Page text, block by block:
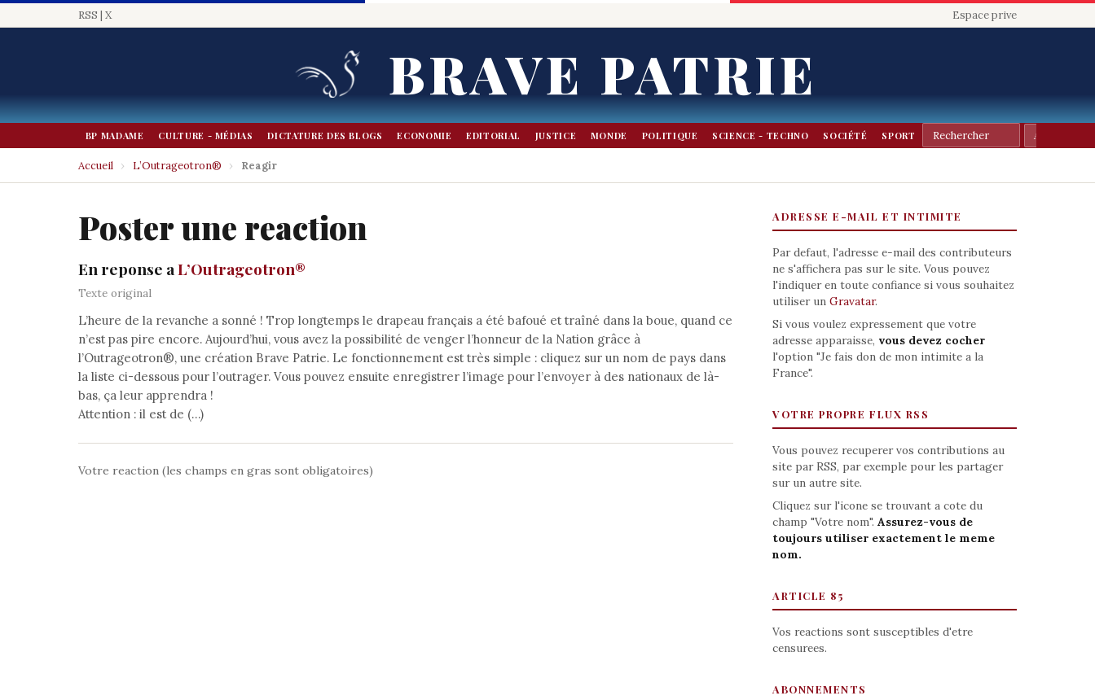
RSS | X Espace prive
BRAVE PATRIE
BP MADAME CULTURE - MÉDIAS DICTATURE DES BLOGS ECONOMIE EDITORIAL JUSTICE MONDE POLITIQUE SCIENCE - TECHNO SOCIÉTÉ SPORT
Accueil › L’Outrageotron® › Reagir
Poster une reaction
En reponse aL’Outrageotron®
Texte original
L’heure de la revanche a sonné ! Trop longtemps le drapeau français a été bafoué et traîné dans la boue, quand ce
n’est pas pire encore. Aujourd’hui, vous avez la possibilité de venger l’honneur de la Nation grâce à
l’Outrageotron®, une création Brave Patrie. Le fonctionnement est très simple : cliquez sur un nom de pays dans
la liste ci-dessous pour l’outrager. Vous pouvez ensuite enregistrer l’image pour l’envoyer à des nationaux de là-
bas, ça leur apprendra !
Attention : il est de (…)
Votre reaction (les champs en gras sont obligatoires)
ADRESSE E-MAIL ET INTIMITE
Par defaut, l'adresse e-mail des contributeurs
ne s'affichera pas sur le site. Vous pouvez
l'indiquer en toute confiance si vous souhaitez
utiliser un Gravatar.
Si vous voulez expressement que votre
adresse apparaisse, vous devez cocher
l'option "Je fais don de mon intimite a la
France".
VOTRE PROPRE FLUX RSS
Vous pouvez recuperer vos contributions au
site par RSS, par exemple pour les partager
sur un autre site.
Cliquez sur l'icone se trouvant a cote du
champ "Votre nom". Assurez-vous de
toujours utiliser exactement le meme
nom.
ARTICLE 85
Vos reactions sont susceptibles d'etre
censurees.
ABONNEMENTS